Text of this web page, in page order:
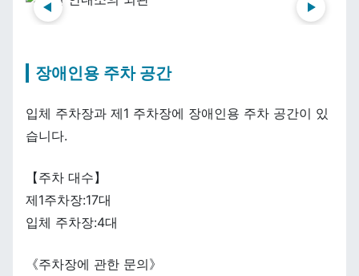
前へ 次へ
장애인용 주차 공간
입체 주차장과 제1 주차장에 장애인용 주차 공간이 있
습니다.
【주차 대수】
제1주차장:17대
입체 주차장:4대
《주차장에 관한 문의》